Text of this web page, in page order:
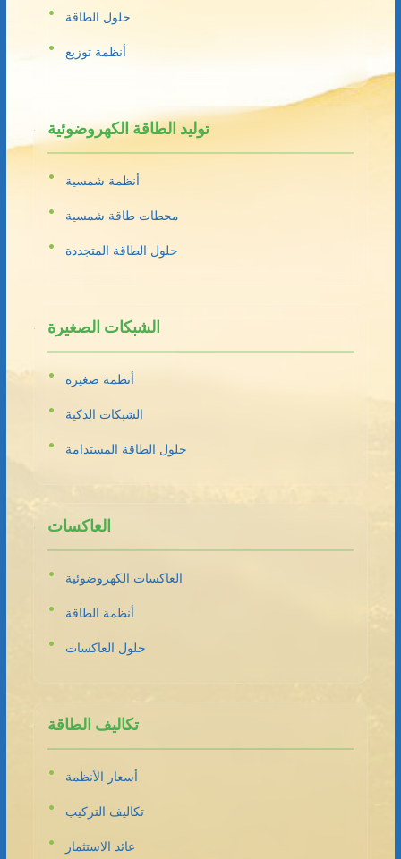
حلول الطاقة
أنظمة توزيع
توليد الطاقة الكهروضوئية
أنظمة شمسية
محطات طاقة شمسية
حلول الطاقة المتجددة
الشبكات الصغيرة
أنظمة صغيرة
الشبكات الذكية
حلول الطاقة المستدامة
العاكسات
العاكسات الكهروضوئية
أنظمة الطاقة
حلول العاكسات
تكاليف الطاقة
أسعار الأنظمة
تكاليف التركيب
عائد الاستثمار